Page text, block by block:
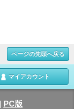
ページの先頭へ戻る
マイアカウント
PC版